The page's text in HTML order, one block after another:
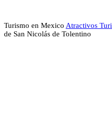
Turismo en Mexico Atractivos
de San Nicolás de Tolentino